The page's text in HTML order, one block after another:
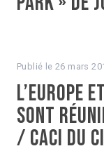
Publié le26 mars
L’Europe
sont
/ CACI du